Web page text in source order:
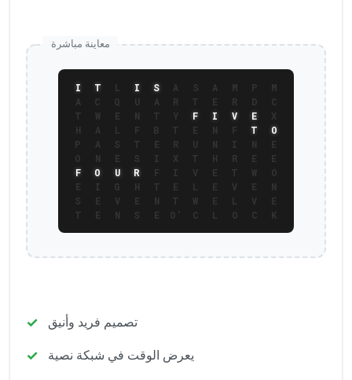
معاينة مباشرة
I T L I S A S A M P
M
A
C Q U A R T E R D
C
T
W E N T Y F I V E
X
H
A L F B T E N F T
O
P
A S T E R U N I N
E
O
N E S I X T H R E
E
F
O U R F I V E T W
O
E
I G H T E L E V E
N
S
E V E N T W E L V
E
T
E N S E O' C L O C K
تصميم فريد وأنيق
يعرض الوقت في شبكة نصية